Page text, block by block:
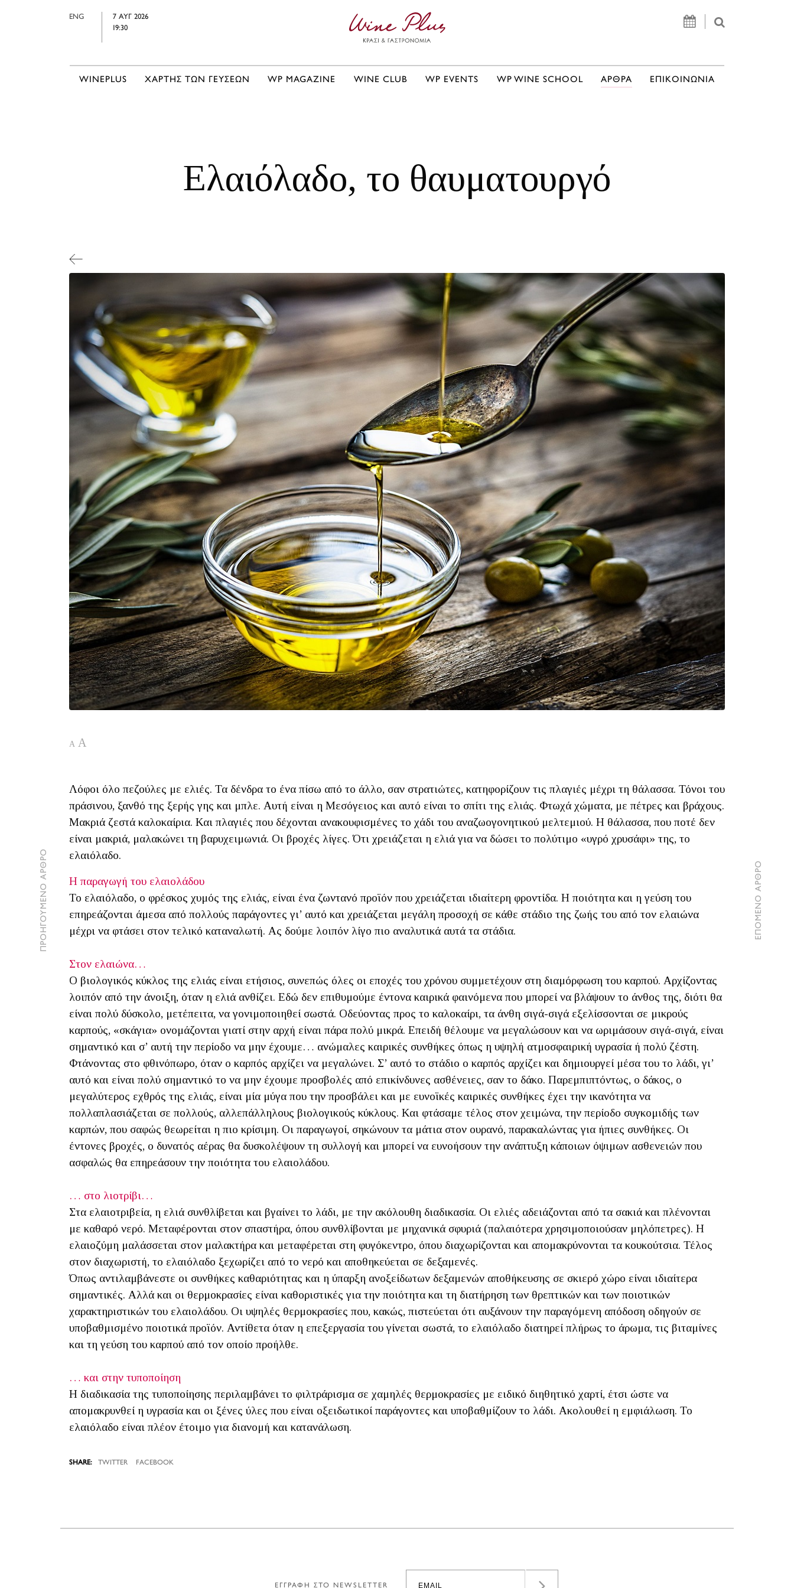
ENG
7 ΑΥΓ 2026
19:30
WINEPLUS ΧΑΡΤΗΣ ΤΩΝ ΓΕΥΣΕΩΝ WP MAGAZINE WINE CLUB WP EVENTS WP WINE SCHOOL ΑΡΘΡΑ ΕΠΙΚΟΙΝΩΝΙΑ
ΠΡΟΗΓΟΥΜΕΝΟ ΑΡΘΡΟ ΕΠΟΜΕΝΟ ΑΡΘΡΟ
Ελαιόλαδο, το θαυματουργό
A A
Λόφοι όλο πεζούλες με ελιές. Τα δένδρα το ένα πίσω από το άλλο, σαν στρατιώτες, κατηφορίζουν τις πλαγιές μέχρι τη θάλασσα. Τόνοι του
πράσινου, ξανθό της ξερής γης και μπλε. Αυτή είναι η Μεσόγειος και αυτό είναι το σπίτι της ελιάς. Φτωχά χώματα, με πέτρες και βράχους.
Μακριά ζεστά καλοκαίρια. Και πλαγιές που δέχονται ανακουφισμένες το χάδι του αναζωογονητικού μελτεμιού. Η θάλασσα, που ποτέ δεν
είναι μακριά, μαλακώνει τη βαρυχειμωνιά. Οι βροχές λίγες. Ότι χρειάζεται η ελιά για να δώσει το πολύτιμο «υγρό χρυσάφι» της, το
ελαιόλαδο.
Η παραγωγή του ελαιολάδου
Το ελαιόλαδο, ο φρέσκος χυμός της ελιάς, είναι ένα ζωντανό προϊόν που χρειάζεται ιδιαίτερη φροντίδα. Η ποιότητα και η γεύση του
επηρεάζονται άμεσα από πολλούς παράγοντες γι’ αυτό και χρειάζεται μεγάλη προσοχή σε κάθε στάδιο της ζωής του από τον ελαιώνα
μέχρι να φτάσει στον τελικό καταναλωτή. Ας δούμε λοιπόν λίγο πιο αναλυτικά αυτά τα στάδια.
Στον ελαιώνα…
Ο βιολογικός κύκλος της ελιάς είναι ετήσιος, συνεπώς όλες οι εποχές του χρόνου συμμετέχουν στη διαμόρφωση του καρπού. Αρχίζοντας
λοιπόν από την άνοιξη, όταν η ελιά ανθίζει. Εδώ δεν επιθυμούμε έντονα καιρικά φαινόμενα που μπορεί να βλάψουν το άνθος της, διότι θα
είναι πολύ δύσκολο, μετέπειτα, να γονιμοποιηθεί σωστά. Οδεύοντας προς το καλοκαίρι, τα άνθη σιγά-σιγά εξελίσσονται σε μικρούς
καρπούς, «σκάγια» ονομάζονται γιατί στην αρχή είναι πάρα πολύ μικρά. Επειδή θέλουμε να μεγαλώσουν και να ωριμάσουν σιγά-σιγά, είναι
σημαντικό και σ’ αυτή την περίοδο να μην έχουμε… ανώμαλες καιρικές συνθήκες όπως η υψηλή ατμοσφαιρική υγρασία ή πολύ ζέστη.
Φτάνοντας στο φθινόπωρο, όταν ο καρπός αρχίζει να μεγαλώνει. Σ’ αυτό το στάδιο ο καρπός αρχίζει και δημιουργεί μέσα του το λάδι, γι’
αυτό και είναι πολύ σημαντικό το να μην έχουμε προσβολές από επικίνδυνες ασθένειες, σαν το δάκο. Παρεμπιπτόντως, ο δάκος, ο
μεγαλύτερος εχθρός της ελιάς, είναι μία μύγα που την προσβάλει και με ευνοϊκές καιρικές συνθήκες έχει την ικανότητα να
πολλαπλασιάζεται σε πολλούς, αλλεπάλληλους βιολογικούς κύκλους. Και φτάσαμε τέλος στον χειμώνα, την περίοδο συγκομιδής των
καρπών, που σαφώς θεωρείται η πιο κρίσιμη. Οι παραγωγοί, σηκώνουν τα μάτια στον ουρανό, παρακαλώντας για ήπιες συνθήκες. Οι
έντονες βροχές, ο δυνατός αέρας θα δυσκολέψουν τη συλλογή και μπορεί να ευνοήσουν την ανάπτυξη κάποιων όψιμων ασθενειών που
ασφαλώς θα επηρεάσουν την ποιότητα του ελαιολάδου.
… στο λιοτρίβι…
Στα ελαιοτριβεία, η ελιά συνθλίβεται και βγαίνει το λάδι, με την ακόλουθη διαδικασία. Οι ελιές αδειάζονται από τα σακιά και πλένονται
με καθαρό νερό. Μεταφέρονται στον σπαστήρα, όπου συνθλίβονται με μηχανικά σφυριά (παλαιότερα χρησιμοποιούσαν μηλόπετρες). Η
ελαιοζύμη μαλάσσεται στον μαλακτήρα και μεταφέρεται στη φυγόκεντρο, όπου διαχωρίζονται και απομακρύνονται τα κουκούτσια. Τέλος
στον διαχωριστή, το ελαιόλαδο ξεχωρίζει από το νερό και αποθηκεύεται σε δεξαμενές.
Όπως αντιλαμβάνεστε οι συνθήκες καθαριότητας και η ύπαρξη ανοξείδωτων δεξαμενών αποθήκευσης σε σκιερό χώρο είναι ιδιαίτερα
σημαντικές. Αλλά και οι θερμοκρασίες είναι καθοριστικές για την ποιότητα και τη διατήρηση των θρεπτικών και των ποιοτικών
χαρακτηριστικών του ελαιολάδου. Οι υψηλές θερμοκρασίες που, κακώς, πιστεύεται ότι αυξάνουν την παραγόμενη απόδοση οδηγούν σε
υποβαθμισμένο ποιοτικά προϊόν. Αντίθετα όταν η επεξεργασία του γίνεται σωστά, το ελαιόλαδο διατηρεί πλήρως το άρωμα, τις βιταμίνες
και τη γεύση του καρπού από τον οποίο προήλθε.
… και στην τυποποίηση
Η διαδικασία της τυποποίησης περιλαμβάνει το φιλτράρισμα σε χαμηλές θερμοκρασίες με ειδικό διηθητικό χαρτί, έτσι ώστε να
απομακρυνθεί η υγρασία και οι ξένες ύλες που είναι οξειδωτικοί παράγοντες και υποβαθμίζουν το λάδι. Ακολουθεί η εμφιάλωση. Το
ελαιόλαδο είναι πλέον έτοιμο για διανομή και κατανάλωση.
TWITTER FACEBOOK
ΕΓΓΡΑΦΗ ΣΤΟ NEWSLETTER